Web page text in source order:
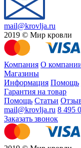
mail@krovlja.ru
2019 © Мир кровли
Компания О
Магазины
Информация Помощь
Гарантия на товар
Помощь Статьи
mail@krovlja.ru 8 495
Заказать звонок